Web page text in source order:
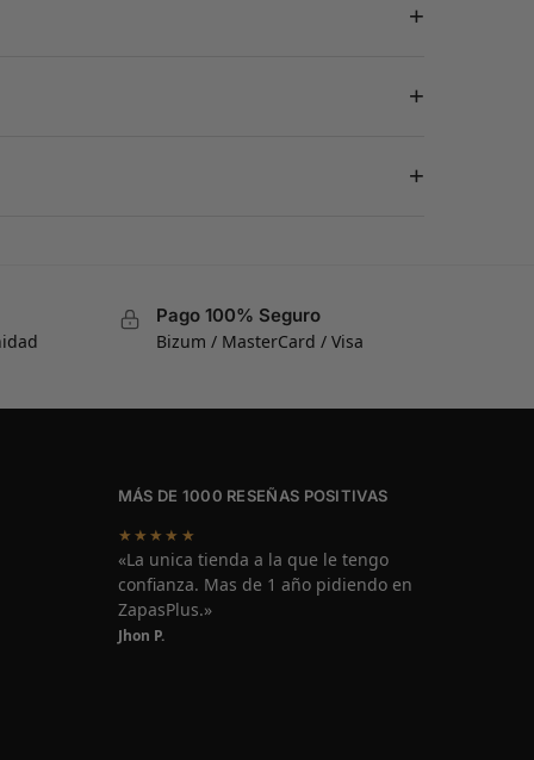
+
+
+
Pago 100% Seguro
Bizum / MasterCard / Visa
MÁS DE 1000 RESEÑAS POSITIVAS
★★★★★
«La unica tienda a la que le tengo
confianza. Mas de 1 año pidiendo en
ZapasPlus.»
Jhon P.